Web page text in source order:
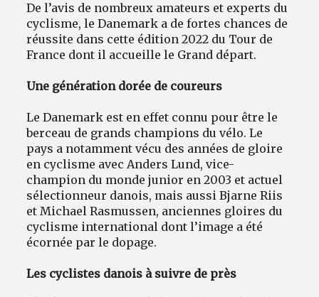
De l’avis de nombreux amateurs et experts du
cyclisme, le Danemark a de fortes chances de
réussite dans cette édition 2022 du Tour de
France dont il accueille le Grand départ.
Une génération dorée de coureurs
Le Danemark est en effet connu pour être le
berceau de grands champions du vélo. Le
pays a notamment vécu des années de gloire
en cyclisme avec Anders Lund, vice-
champion du monde junior en 2003 et actuel
sélectionneur danois, mais aussi Bjarne Riis
et Michael Rasmussen, anciennes gloires du
cyclisme international dont l’image a été
écornée par le dopage.
Les cyclistes danois à suivre de près